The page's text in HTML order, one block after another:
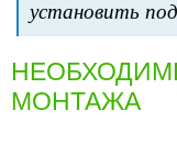
установить
МОНТАЖА